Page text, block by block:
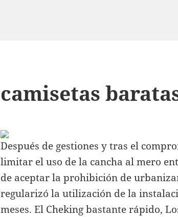
camisetas
Después de gestiones y tras el
limitar el uso de la cancha al mero
de aceptar la prohibición de
regularizó la utilización de la
meses. El Cheking bastante rápido,